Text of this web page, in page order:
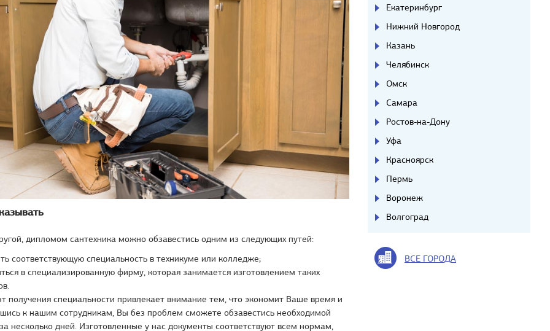
дипломом сантехника можно обзавестись одним из следующих путей:
соответствующую специальность в техникуме или колледже;
в специализированную фирму, которая занимается изготовлением таких
получения специальности привлекает внимание тем, что экономит Ваше время и
к нашим сотрудникам, Вы без проблем сможете обзавестись необходимой
несколько дней. Изготовленные у нас документы соответствуют всем нормам,
Екатеринбург
Нижний Новгород
Казань
Челябинск
Омск
Самара
Ростов-на-Дону
Уфа
Красноярск
Пермь
Воронеж
Волгоград
ВСЕ ГОРОДА